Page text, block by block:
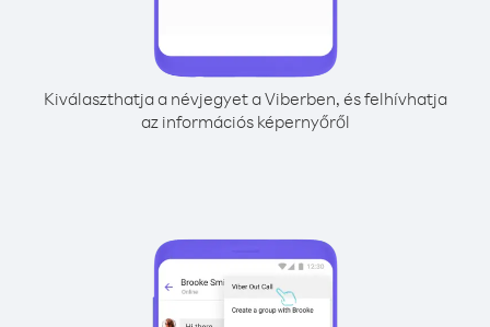
Kiválaszthatja a névjegyet a Viberben, és felhívhatja
az információs képernyőről